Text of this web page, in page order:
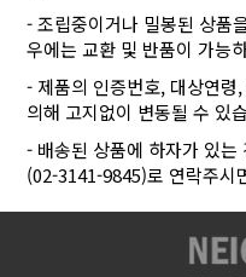
- 조립중이거나 밀봉된 상품
우에는 교환 및 반품이 가능
- 제품의 인증번호, 대상연
의해 고지없이 변동될 수 있
- 배송된 상품에 하자가 있는
(02-3141-9845)로 연락주시